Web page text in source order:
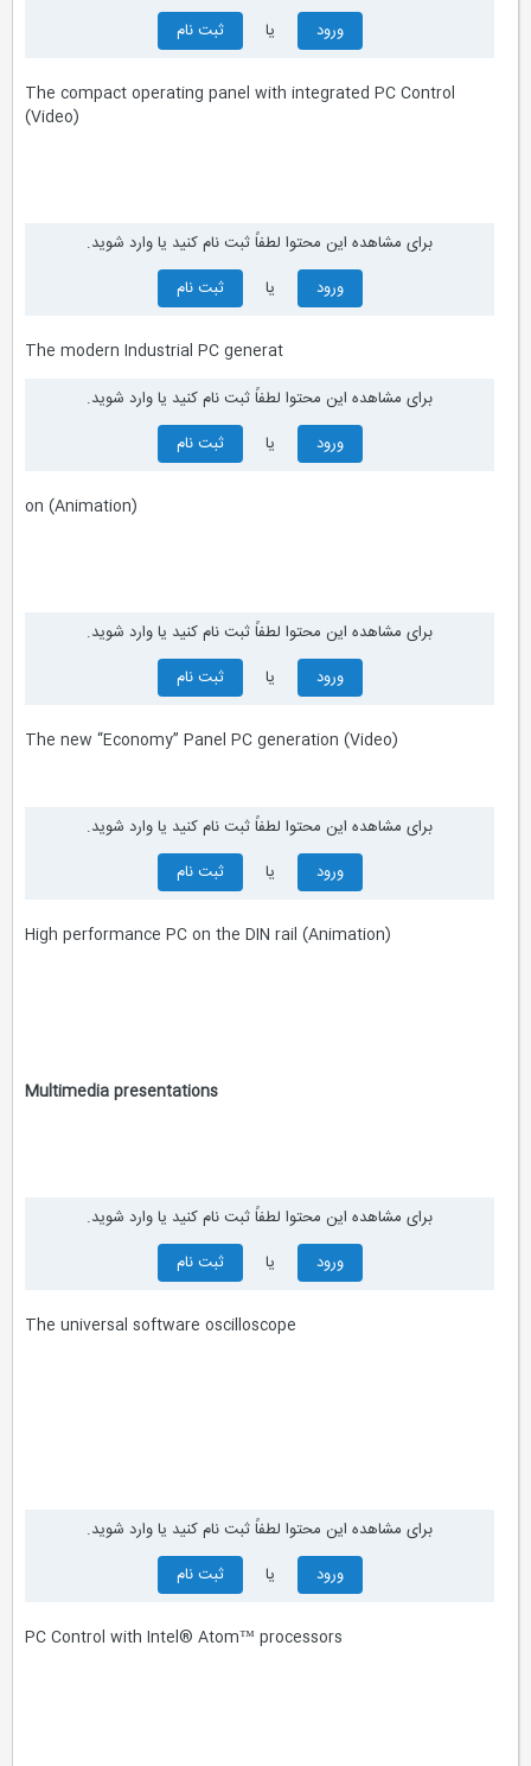
ورود ثبت نام
The compact operating panel with integrated PC Control
(Video)
برای مشاهده این محتوا لطفاً ثبت نام کنید یا وارد شوید.
ورود
ثبت نام
The modern Industrial PC generat
برای مشاهده این محتوا لطفاً ثبت نام کنید یا وارد شوید.
ورود
ثبت نام
on (Animation)
برای مشاهده این محتوا لطفاً ثبت نام کنید یا وارد شوید.
ورود
ثبت نام
The new “Economy” Panel PC generation (Video)
برای مشاهده این محتوا لطفاً ثبت نام کنید یا وارد شوید.
ورود
ثبت نام
High performance PC on the DIN rail (Animation)
Multimedia presentations
برای مشاهده این محتوا لطفاً ثبت نام کنید یا وارد شوید.
ورود
ثبت نام
The universal software oscilloscope
برای مشاهده این محتوا لطفاً ثبت نام کنید یا وارد شوید.
ورود
ثبت نام
PC Control with Intel® Atom™ processors